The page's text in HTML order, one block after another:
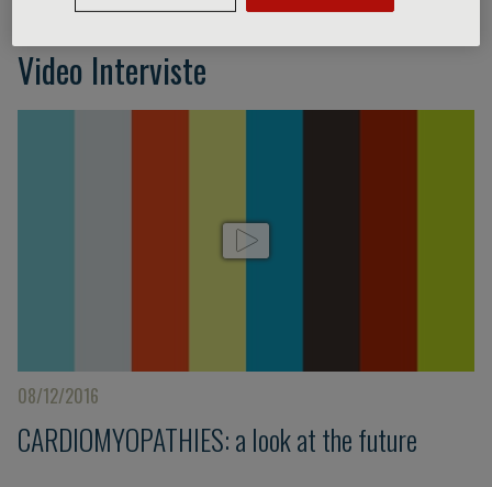
Video Interviste
08/12/2016
CARDIOMYOPATHIES: a look at the future